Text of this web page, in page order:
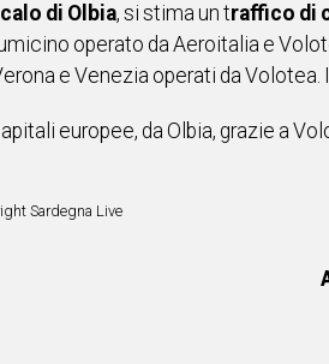
di Olbia, si stima un traffico di
operato da Aeroitalia e
e Venezia operati da
europee, da Olbia, grazie a
Sardegna Live